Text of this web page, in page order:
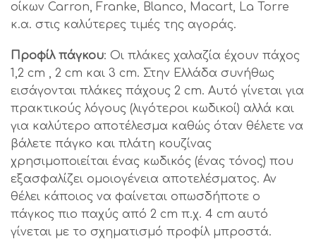
οίκων Carron, Franke, Blanco, Macart, La Torre
κ.α. στις καλύτερες τιμές της αγοράς.
Προφίλ πάγκου: Οι πλάκες χαλαζία έχουν πάχος
1,2 cm , 2 cm και 3 cm. Στην Ελλάδα συνήθως
εισάγονται πλάκες πάχους 2 cm. Αυτό γίνεται για
πρακτικούς λόγους (λιγότεροι κωδικοί) αλλά και
για καλύτερο αποτέλεσμα καθώς όταν θέλετε να
βάλετε πάγκο και πλάτη κουζίνας
χρησιμοποιείται ένας κωδικός (ένας τόνος) που
εξασφαλίζει ομοιογένεια αποτελέσματος. Αν
θέλει κάποιος να φαίνεται οπωσδήποτε ο
πάγκος πιο παχύς από 2 cm π.χ. 4 cm αυτό
γίνεται με το σχηματισμό προφίλ μπροστά.